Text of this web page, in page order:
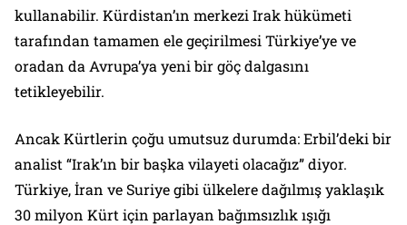
kullanabilir. Kürdistan’ın merkezi Irak hükümeti
tarafından tamamen ele geçirilmesi Türkiye’ye ve
oradan da Avrupa’ya yeni bir göç dalgasını
tetikleyebilir.
Ancak Kürtlerin çoğu umutsuz durumda: Erbil’deki bir
analist “Irak’ın bir başka vilayeti olacağız” diyor.
Türkiye, İran ve Suriye gibi ülkelere dağılmış yaklaşık
30 milyon Kürt için parlayan bağımsızlık ışığı